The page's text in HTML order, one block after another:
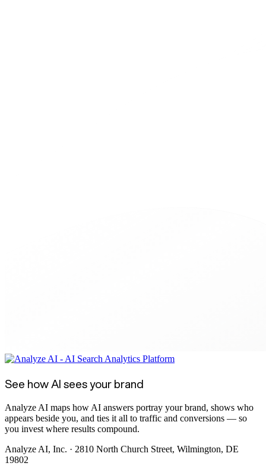
See how AI sees your brand
Analyze AI maps how AI answers portray your brand, shows who
appears beside you, and ties it all to traffic and conversions — so
you invest where results compound.
Analyze AI, Inc. · 2810 North Church Street, Wilmington, DE
19802